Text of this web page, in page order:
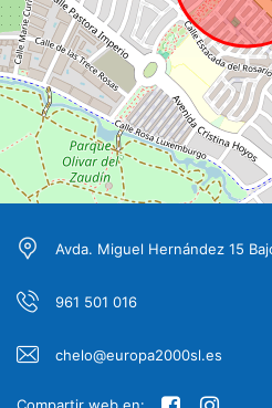
Avda. Miguel Hernández 15
961 501 016
chelo@europa2000sl.es